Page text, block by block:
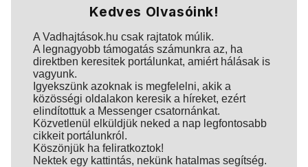
Kedves Olvasóink!
A Vadhajtások.hu csak rajtatok múlik.
A legnagyobb támogatás számunkra az, ha
direktben keresitek portálunkat, amiért hálásak is
vagyunk.
Igyekszünk azoknak is megfelelni, akik a
közösségi oldalakon keresik a híreket, ezért
elindítottuk a Messenger csatornánkat.
Közvetlenül elküldjük neked a nap legfontosabb
cikkeit portálunkról.
Köszönjük ha feliratkoztok!
Nektek egy kattintás, nekünk hatalmas segítség.